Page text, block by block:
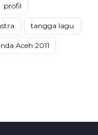
profil
tangga lagu
Aceh 2011